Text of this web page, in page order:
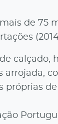
de 75
calçado,
arrojada,